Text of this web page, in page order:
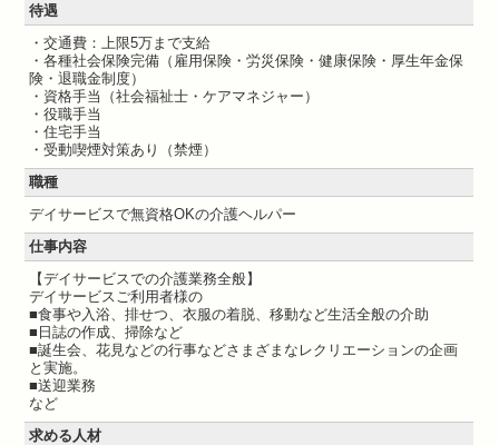
待遇
・交通費：上限5万まで支給
・各種社会保険完備（雇用保険・労災保険・健康保険・厚生年金保
険・退職金制度）
・資格手当（社会福祉士・ケアマネジャー）
・役職手当
・住宅手当
・受動喫煙対策あり（禁煙）
職種
デイサービスで無資格OKの介護ヘルパー
仕事内容
【デイサービスでの介護業務全般】
デイサービスご利用者様の
■食事や入浴、排せつ、衣服の着脱、移動など生活全般の介助
■日誌の作成、掃除など
■誕生会、花見などの行事などさまざまなレクリエーションの企画
と実施。
■送迎業務
など
求める人材